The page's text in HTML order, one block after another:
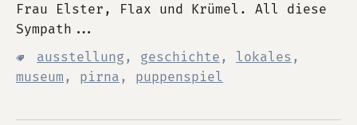
Frau Elster, Flax und Krümel. All diese
Sympath...
ausstellung , geschichte , lokales ,
museum , pirna , puppenspiel